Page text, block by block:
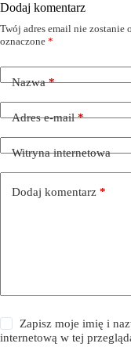
Dodaj komentarz
Twój adres email nie zostanie
oznaczone *
Nazwa*
Adres e-mail*
Witryna internetowa
Dodaj komentarz *
Zapisz moje imię i
internetową w tej